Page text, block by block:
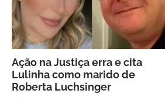
Ação na Justiça erra e cita
Lulinha como marido de
Roberta Luchsinger